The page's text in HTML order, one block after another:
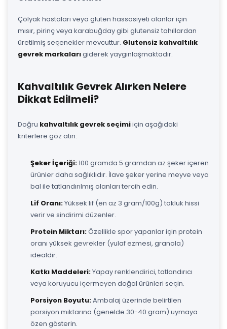
Çölyak hastaları veya gluten hassasiyeti olanlar için
mısır, pirinç veya karabuğday gibi glutensiz tahıllardan
üretilmiş seçenekler mevcuttur. Glutensiz kahvaltılık
gevrek markalarıgiderek yaygınlaşmaktadır.
Kahvaltılık Gevrek Alırken Nelere
Dikkat Edilmeli?
Doğru kahvaltılık gevrek seçimiiçin aşağıdaki
kriterlere göz atın:
Şeker İçeriği:100 gramda 5 gramdan az şeker içeren
ürünler daha sağlıklıdır. İlave şeker yerine meyve veya
bal ile tatlandırılmış olanları tercih edin.
Lif Oranı:Yüksek lif (en az 3 gram/100g) tokluk hissi
verir ve sindirimi düzenler.
Protein Miktarı:Özellikle spor yapanlar için protein
oranı yüksek gevrekler (yulaf ezmesi, granola)
idealdir.
Katkı Maddeleri:Yapay renklendirici, tatlandırıcı
veya koruyucu içermeyen doğal ürünleri seçin.
Porsiyon Boyutu:Ambalaj üzerinde belirtilen
porsiyon miktarına (genelde 30-40 gram) uymaya
özen gösterin.